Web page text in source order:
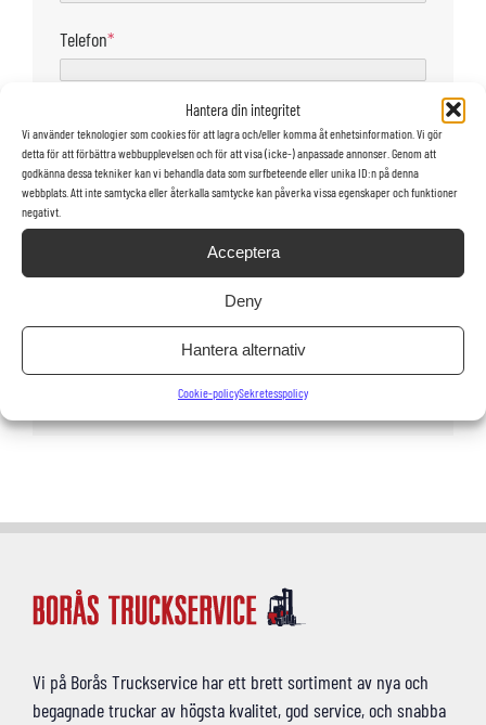
Hantera din integritet
Vi använder teknologier som cookies för att lagra och/eller komma åt enhetsinformation. Vi gör
detta för att förbättra webbupplevelsen och för att visa (icke-) anpassade annonser. Genom att
godkänna dessa tekniker kan vi behandla data som surfbeteende eller unika ID:n på denna
webbplats. Att inte samtycka eller återkalla samtycke kan påverka vissa egenskaper och funktioner
negativt.
Acceptera
Deny
Hantera alternativ
Cookie-policySekretesspolicy
Telefon*
Jag vill att säljaren kontaktar mig via
E-post
Vi på Borås Truckservice har ett brett sortiment av nya och
begagnade truckar av högsta kvalitet, god service, och snabba